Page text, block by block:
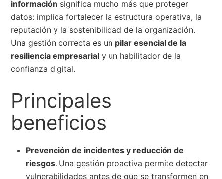
información significa mucho más que proteger
datos: implica fortalecer la estructura operativa, la
reputación y la sostenibilidad de la organización.
Una gestión correcta es un pilar esencial de la
resiliencia empresarial y un habilitador de la
confianza digital.
Principales
beneficios
Prevención de incidentes y reducción de
riesgos. Una gestión proactiva permite detectar
vulnerabilidades antes de que se transformen en